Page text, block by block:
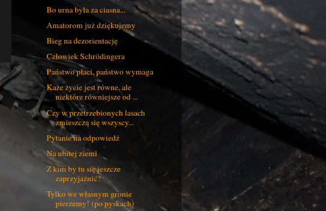
Bo urna była za ciasna...
Amatorom już dziękujemy
Bieg na dezorientację
Człowiek Schrödingera
Państwo płaci, państwo wymaga
Każe życie jest równe, ale
niektóre równiejsze od ...
Czy w przetrzebionych lasach
zmieszczą się wszyscy...
Pytanie na odpowiedź
Na ubitej ziemi
Z kim by tu się jeszcze
zaprzyjaźnić?
Tylko we własnym gronie
pierzemy! (po pyskach)